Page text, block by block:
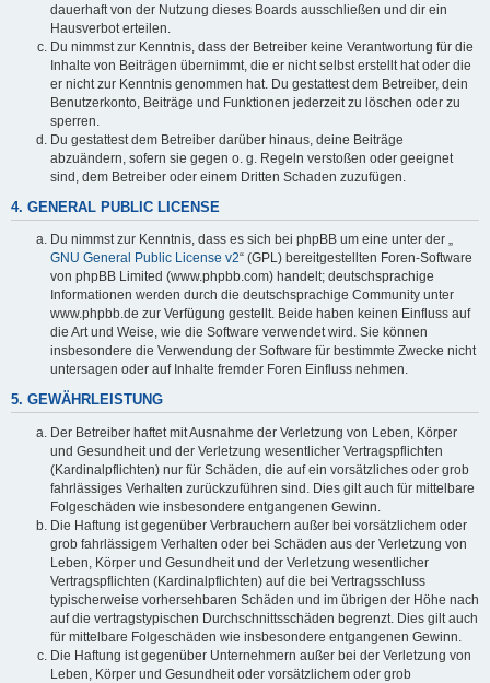
dauerhaft von der Nutzung dieses Boards ausschließen und dir ein
Hausverbot erteilen.
Du nimmst zur Kenntnis, dass der Betreiber keine Verantwortung für die
Inhalte von Beiträgen übernimmt, die er nicht selbst erstellt hat oder die
er nicht zur Kenntnis genommen hat. Du gestattest dem Betreiber, dein
Benutzerkonto, Beiträge und Funktionen jederzeit zu löschen oder zu
sperren.
Du gestattest dem Betreiber darüber hinaus, deine Beiträge
abzuändern, sofern sie gegen o. g. Regeln verstoßen oder geeignet
sind, dem Betreiber oder einem Dritten Schaden zuzufügen.
4. GENERAL PUBLIC LICENSE
Du nimmst zur Kenntnis, dass es sich bei phpBB um eine unter der „
GNU General Public License v2“ (GPL) bereitgestellten Foren-Software
von phpBB Limited (www.phpbb.com) handelt; deutschsprachige
Informationen werden durch die deutschsprachige Community unter
www.phpbb.de zur Verfügung gestellt. Beide haben keinen Einfluss auf
die Art und Weise, wie die Software verwendet wird. Sie können
insbesondere die Verwendung der Software für bestimmte Zwecke nicht
untersagen oder auf Inhalte fremder Foren Einfluss nehmen.
5. GEWÄHRLEISTUNG
Der Betreiber haftet mit Ausnahme der Verletzung von Leben, Körper
und Gesundheit und der Verletzung wesentlicher Vertragspflichten
(Kardinalpflichten) nur für Schäden, die auf ein vorsätzliches oder grob
fahrlässiges Verhalten zurückzuführen sind. Dies gilt auch für mittelbare
Folgeschäden wie insbesondere entgangenen Gewinn.
Die Haftung ist gegenüber Verbrauchern außer bei vorsätzlichem oder
grob fahrlässigem Verhalten oder bei Schäden aus der Verletzung von
Leben, Körper und Gesundheit und der Verletzung wesentlicher
Vertragspflichten (Kardinalpflichten) auf die bei Vertragsschluss
typischerweise vorhersehbaren Schäden und im übrigen der Höhe nach
auf die vertragstypischen Durchschnittsschäden begrenzt. Dies gilt auch
für mittelbare Folgeschäden wie insbesondere entgangenen Gewinn.
Die Haftung ist gegenüber Unternehmern außer bei der Verletzung von
Leben, Körper und Gesundheit oder vorsätzlichem oder grob